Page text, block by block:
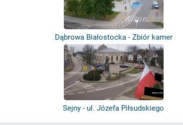
Dąbrowa Białostocka - Zbiór kamer
Sejny - ul. Józefa Piłsudskiego